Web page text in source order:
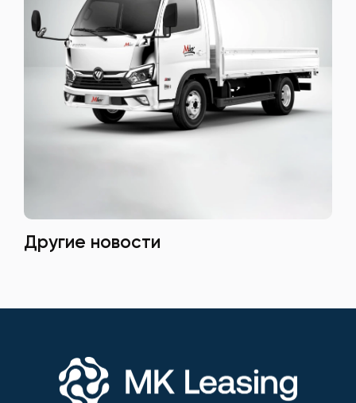
Другие новости